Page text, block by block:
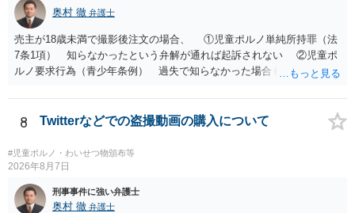
能性があります
奥村 徹 弁護士
売主が18歳未満で撮影後注文の場合、 ①児童ポルノ単純所持罪（法
7条1項） 知らなかったという弁解が通れば起訴されない ②児童ポ
ルノ要求行為（青少年条例） 過失で知らなかった場合も処罰される
ることになります。 対応としては、福祉犯罪に詳しい弁護士に相談
した上で 相手方の地域も知らない・年齢も知らなかったという弁
検討してください。
8 Twitterなどでの盗撮動画の購入について
#児童ポルノ・わいせつ物頒布等
2026年8月7日
刑事事件に強い弁護士
奥村 徹 弁護士